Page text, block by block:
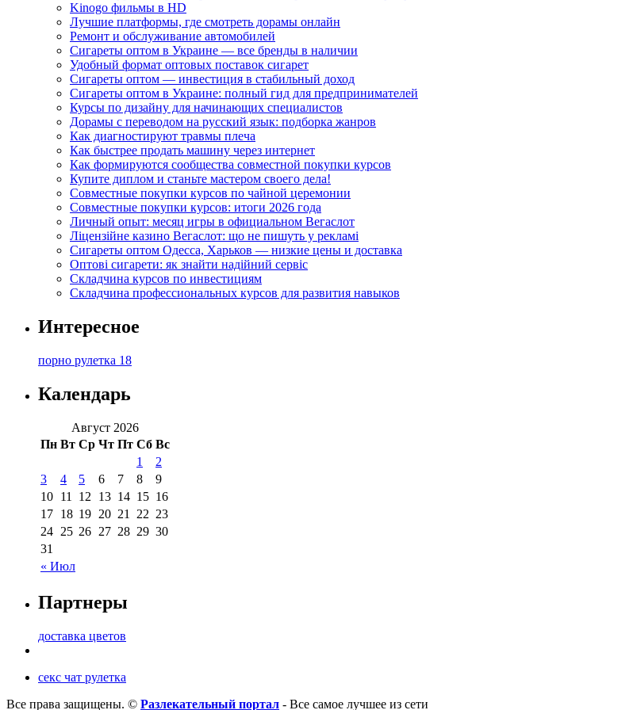
Kinogo фильмы в HD
Лучшие платформы, где смотреть дорамы онлайн
Ремонт и обслуживание автомобилей
Сигареты оптом в Украине — все бренды в наличии
Удобный формат оптовых поставок сигарет
Сигареты оптом — инвестиция в стабильный доход
Сигареты оптом в Украине: полный гид для предпринимателей
Курсы по дизайну для начинающих специалистов
Дорамы с переводом на русский язык: подборка жанров
Как диагностируют травмы плеча
Как быстрее продать машину через интернет
Как формируются сообщества совместной покупки курсов
Купите диплом и станьте мастером своего дела!
Совместные покупки курсов по чайной церемонии
Совместные покупки курсов: итоги 2026 года
Личный опыт: месяц игры в официальном Вегаслот
Ліцензійне казино Вегаслот: що не пишуть у рекламі
Сигареты оптом Одесса, Харьков — низкие цены и доставка
Оптові сигарети: як знайти надійний сервіс
Складчина курсов по инвестициям
Складчина профессиональных курсов для развития навыков
Интересное
порно рулетка 18
Календарь
Август 2026
Пн Вт Ср Чт Пт Сб Вс
« Июл
1
2
3
4 5 6 7 8
9
10 11 12 13 14 15 16
17 18 19 20 21 22 23
24 25 26 27 28 29 30
31
Партнеры
доставка цветов
секс чат рулетка
Все права защищены. © Разлекательный портал - Все самое лучшее из сети